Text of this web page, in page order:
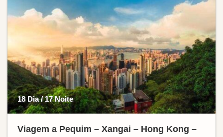
18 Dia / 17 Noite
Viagem a Pequim – Xangai – Hong Kong –